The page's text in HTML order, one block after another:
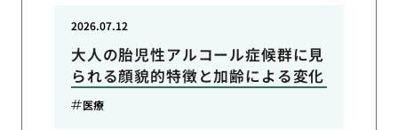
大人の胎児性アルコール症候群に見
られる顔貌的特徴と加齢による変化
2026.07.12
医療